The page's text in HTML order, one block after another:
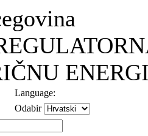
Language:
Odabir